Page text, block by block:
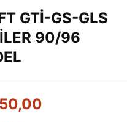
GTİ-GS-GLS
90/96